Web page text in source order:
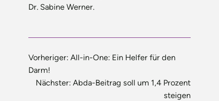
Dr. Sabine Werner.
Vorheriger: All-in-One: Ein Helfer für den
Darm!
Nächster: Abda-Beitrag soll um 1,4 Prozent
steigen